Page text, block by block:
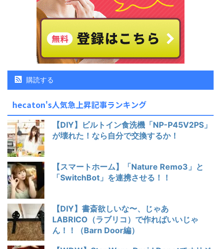
購読する
hecaton's人気急上昇記事ランキング
【DIY】ビルトイン食洗機「NP-P45V2PS」
が壊れた！なら自分で交換するか！
【スマートホーム】「Nature Remo3」と
「SwitchBot」を連携させる！！
【DIY】書斎欲しいな〜、じゃあ
LABRICO（ラブリコ）で作ればいいじゃ
ん！！（Barn Door編）